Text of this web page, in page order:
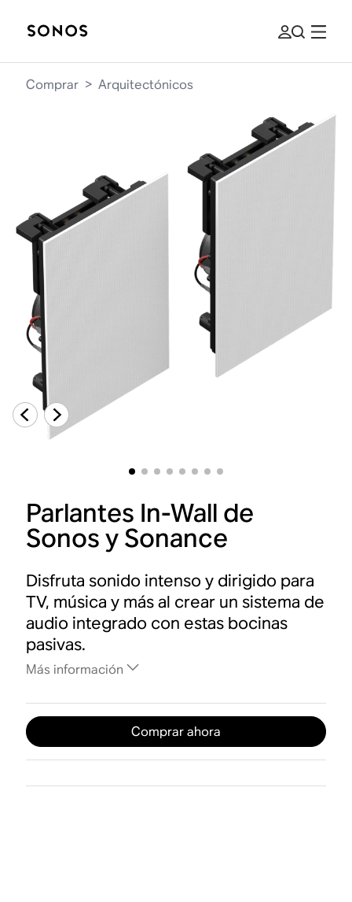
Comprar > Arquitectónicos
Parlantes In-Wall de
Sonos y Sonance
Disfruta sonido intenso y dirigido para
TV, música y más al crear un sistema de
audio integrado con estas bocinas
pasivas.
Más información
Comprar ahora